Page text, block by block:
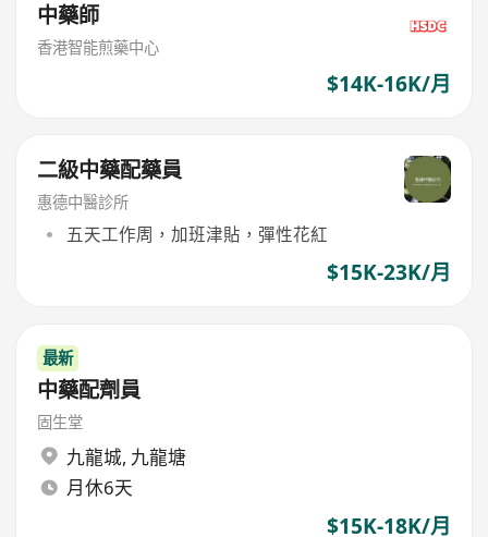
中藥師
香港智能煎藥中心
$14K-16K/月
二級中藥配藥員
惠德中醫診所
五天工作周，加班津貼，彈性花紅
$15K-23K/月
最新
中藥配劑員
固生堂
九龍城, 九龍塘
月休6天
$15K-18K/月